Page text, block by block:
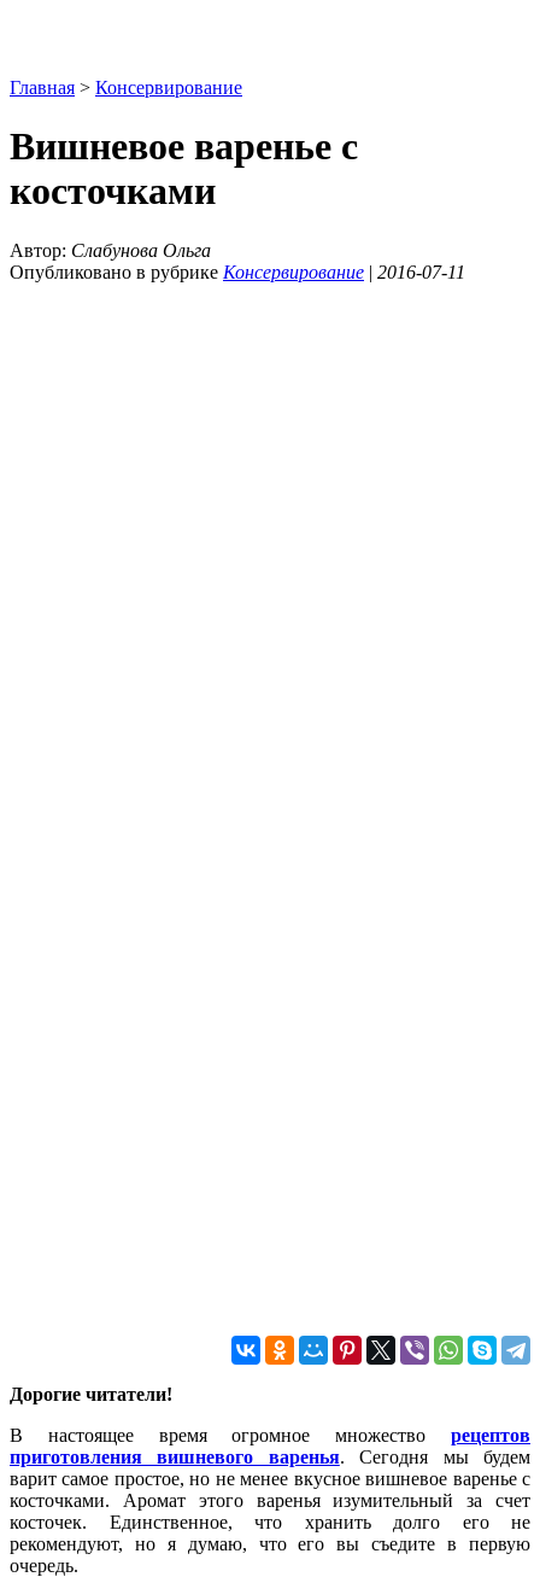
Главная > Консервирование
Вишневое варенье с
косточками
Автор: Слабунова Ольга
Опубликовано в рубрике Консервирование | 2016-07-11
Дорогие читатели!
В настоящее время огромное множество рецептов
приготовления вишневого варенья. Сегодня мы будем
варит самое простое, но не менее вкусное вишневое варенье с
косточками. Аромат этого варенья изумительный за счет
косточек. Единственное, что хранить долго его не
рекомендуют, но я думаю, что его вы съедите в первую
очередь.